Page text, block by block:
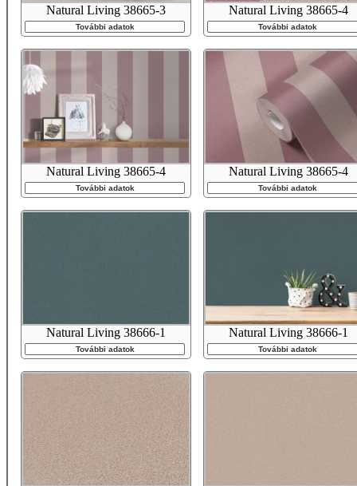
Natural Living 38665-3
További adatok
Natural Living 38665-4
További adatok
Natural Living 38665-4
További adatok
Natural Living 38665-4
További adatok
Natural Living 38666-1
További adatok
Natural Living 38666-1
További adatok